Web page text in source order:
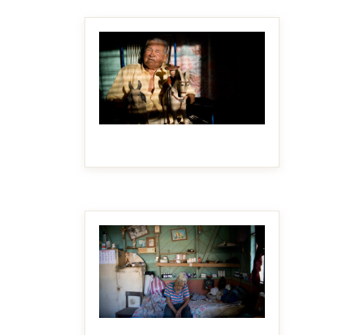
MAKE IT BIGGER
MAKE IT BIGGER